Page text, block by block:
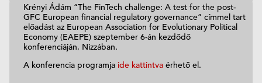
Krényi Ádám “The FinTech challenge: A test for the post-
GFC European financial regulatory governance” címmel tart
előadást az European Association for Evolutionary Political
Economy (EAEPE) szeptember 6-án kezdődő
konferenciáján, Nizzában.
A konferencia programja ide kattintva érhető el.